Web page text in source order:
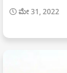
ಮೇ 31, 2022